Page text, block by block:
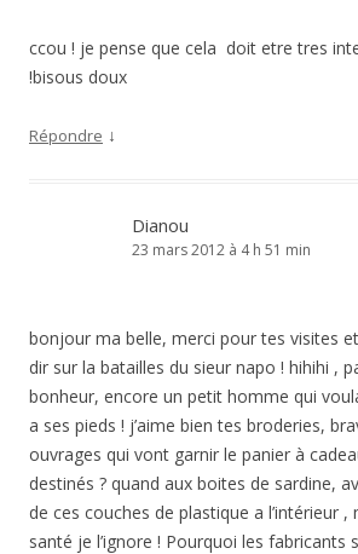
ccou ! je pense que cela doit etre tres
!bisous doux
Répondre ↓
Dianou
23 mars 2012 à 4 h 51 min
bonjour ma belle, merci pour tes visites
dir sur la batailles du sieur napo ! hihihi ,
bonheur, encore un petit homme qui
a ses pieds ! j’aime bien tes broderies,
ouvrages qui vont garnir le panier à
destinés ? quand aux boites de sardine,
de ces couches de plastique a l’intérieur ,
santé je l’ignore ! Pourquoi les fabricants